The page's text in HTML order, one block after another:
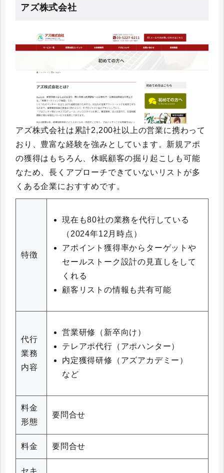
アズ株式会社
アズ株式会社は累計2,200社以上の営業に携わって
おり、豊富な経験を強みとしています。新規アポ
の獲得はもちろん、休眠顧客の掘り起こしも可能
なため、長くアプローチできていないリストが多
くある企業におすすめです。
特徴
現在も80社の業務を代行している
（2024年12月時点）
アポイント獲得率からターゲットや
セールストーク設計の見直しをして
くれる
顧客リストの情報も共有可能
代行
業務
内容
営業研修（新卒向け）
テレアポ代行（アポハンター）
内定獲得研修（アズアカデミー）
など
料金
形態
要問合せ
料金 要問合せ
セキ